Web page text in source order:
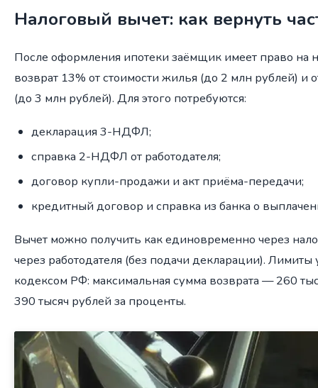
Налоговый вычет: как вернуть
После оформления ипотеки заёмщик имеет право на
возврат 13% от стоимости жилья (до 2 млн рублей) и
(до 3 млн рублей). Для этого потребуются:
декларация 3-НДФЛ;
справка 2-НДФЛ от работодателя;
договор купли-продажи и акт приёма-передачи;
кредитный договор и справка из банка о
Вычет можно получить как единовременно через
через работодателя (без подачи декларации).
кодексом РФ: максимальная сумма возврата — 260
390 тысяч рублей за проценты.